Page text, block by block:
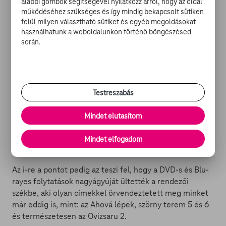
Van itt minden, ami kell: mindenki kedvenc marcona
mexikóija,Danny Trejo, a Black Sailsben feltűntZach
McGowanés mégDanny Gloveris, aki úgy látszik nem
volt túl öreg ehhez melóhoz.
A történet szerint Zach McGowan egy Balck-Ops
kommandóst alakít, aki meg akarja ölni a hírhedt
sofőrt, Frankensteint, ezért ő is volán mögé ül a
leghalálosabb autóversenyen. Hogy ennyek semmi
értelme?! Hát az biztos. Érdekel ez akárkit is? NEM!
Az i-re a pontot pedig az teszi fel, hogy a DVD-s és Blu-
rayes folytatások nagyágyúját ültették a rendezői
székbe, aki olyan címekkel örvendeztetett meg minket
már eddig is, mint: az Ahová lépek, szörny terem 5 és 6
és természetesen az Ovizsaru 2.
működéséhez szükséges és így mindig bekapcsolt sütiken
felül milyen választható sütiket és egyéb megoldásokat
használhatunk a weboldalunkon történő böngészésed
során.
Testreszabás
Mindet elutasítom
Mindet elfogadom